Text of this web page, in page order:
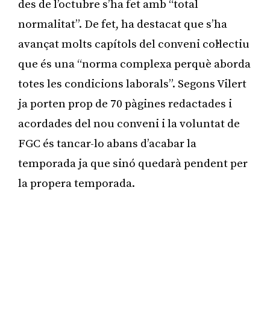
des de l’octubre s’ha fet amb “total
normalitat”. De fet, ha destacat que s’ha
avançat molts capítols del conveni col·lectiu
que és una “norma complexa perquè aborda
totes les condicions laborals”. Segons Vilert
ja porten prop de 70 pàgines redactades i
acordades del nou conveni i la voluntat de
FGC és tancar-lo abans d’acabar la
temporada ja que sinó quedarà pendent per
la propera temporada.